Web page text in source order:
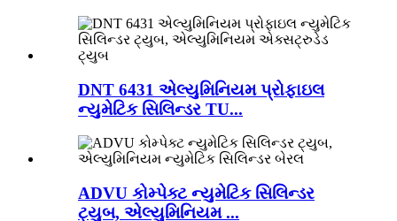
DNT 6431 એલ્યુમિનિયમ પ્રોફાઇલ
ન્યુમેટિક સિલિન્ડર TU...
ADVU કોમ્પેક્ટ ન્યુમેટિક સિલિન્ડર
ટ્યુબ, એલ્યુમિનિયમ ...